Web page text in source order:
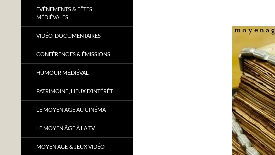
EVÈNEMENTS & FÊTES
MÉDIÉVALES
VIDÉO-DOCUMENTAIRES
CONFÉRENCES & ÉMISSIONS
HUMOUR MÉDIÉVAL
PATRIMOINE, LIEUX D’INTÉRÊT
LE MOYEN ÂGE AU CINÉMA
LE MOYEN ÂGE À LA TV
MOYEN ÂGE & JEUX VIDÉO